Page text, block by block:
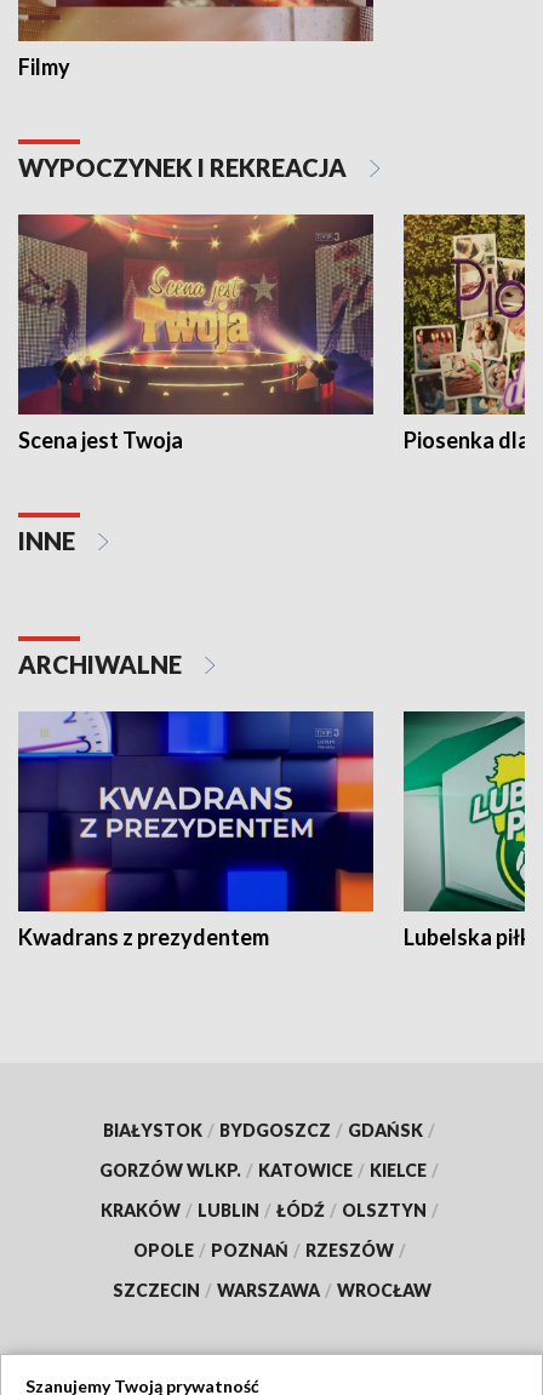
Filmy
WYPOCZYNEK I REKREACJA
Scena jest Twoja Piosenka dla
INNE
ARCHIWALNE
Kwadrans z prezydentem Lubelska piłka
BIAŁYSTOK / BYDGOSZCZ / GDAŃSK /
GORZÓW WLKP. / KATOWICE / KIELCE /
KRAKÓW / LUBLIN / ŁÓDŹ / OLSZTYN /
OPOLE / POZNAŃ / RZESZÓW /
SZCZECIN / WARSZAWA / WROCŁAW
Szanujemy Twoją prywatność